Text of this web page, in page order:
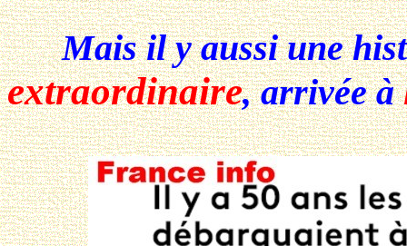
Mais il y aussi une
extraordinaire, arrivée à